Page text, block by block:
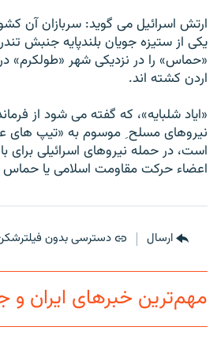
فرکانس‌ها
گزارش‌های تصویری
گزارش‌های ویدئویی
زنان فردا
English
به ما بپیوندید
ارتش اسرائیل می گوید: سربازان آن
یکی از ستیزه جویان بلندپایه جنبش
«حماس» را در نزدیکی شهر «طولکرم»
اردن کشته اند.
«ایاد شلبایه»، که گفته می شود از
نیروهای مسلح ِ موسوم به «تیپ های
است، در حمله نیروهای اسرائیلی برای
اعضاء حرکت مقاومت اسلامی یا
ارسال دسترسی بدون
مهم‌ترین خبرهای ایران و